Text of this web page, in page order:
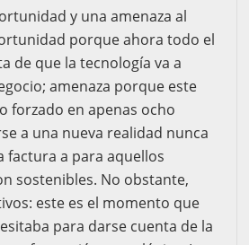
y una amenaza al
porque ahora todo el
de que la tecnología va a
amenaza porque este
forzado en apenas ocho
a una nueva realidad nunca
factura a para aquellos
sostenibles. No obstante,
este es el momento que
para darse cuenta de la